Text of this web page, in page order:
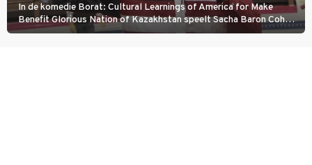
In de komedie Borat: Cultural Learnings of America for Make
Benefit Glorious Nation of Kazakhstan speelt Sacha Baron Cohen
een Kazachse journalist die naar Amerika komt om een tv-